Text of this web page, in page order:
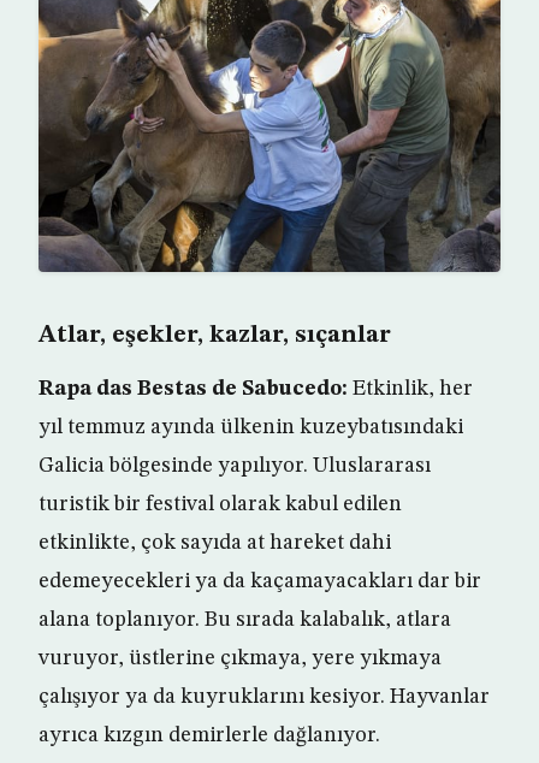
Atlar, eşekler, kazlar, sıçanlar
Rapa das Bestas de Sabucedo: Etkinlik, her
yıl temmuz ayında ülkenin kuzeybatısındaki
Galicia bölgesinde yapılıyor. Uluslararası
turistik bir festival olarak kabul edilen
etkinlikte, çok sayıda at hareket dahi
edemeyecekleri ya da kaçamayacakları dar bir
alana toplanıyor. Bu sırada kalabalık, atlara
vuruyor, üstlerine çıkmaya, yere yıkmaya
çalışıyor ya da kuyruklarını kesiyor. Hayvanlar
ayrıca kızgın demirlerle dağlanıyor.